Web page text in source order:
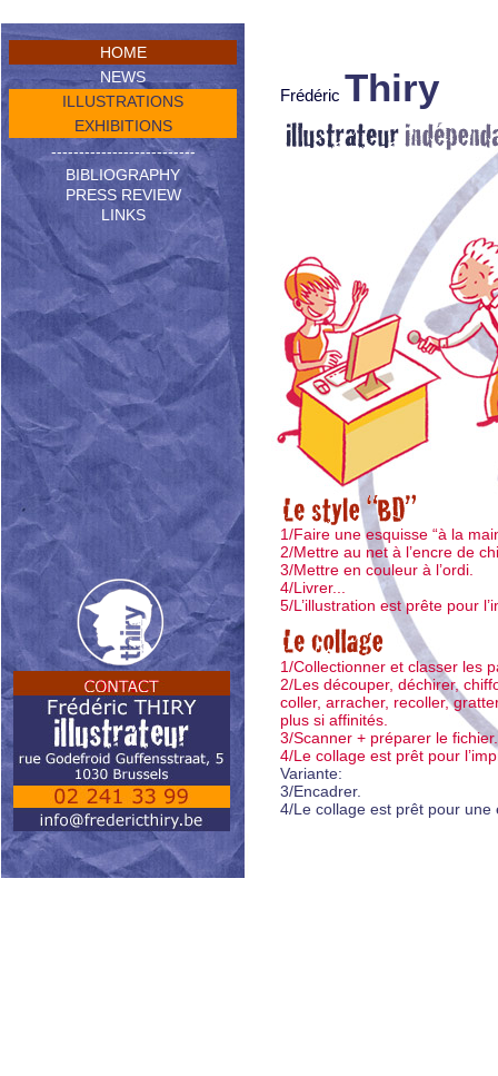
HOME
NEWS
ILLUSTRATIONS
EXHIBITIONS
--------------------------
BIBLIOGRAPHY
PRESS REVIEW
LINKS
Frédéric Thiry
1/Faire une esquisse “à la
2/Mettre au net à l’encre de
3/Mettre en couleur à l’ordi.
4/Livrer...
5/L’illustration est prête pour
1/Collectionner et classer les
2/Les découper, déchirer,
coller, arracher, recoller,
plus si affinités.
3/Scanner + préparer le fichier.
4/Le collage est prêt pour
Variante:
3/Encadrer.
4/Le collage est prêt pour une